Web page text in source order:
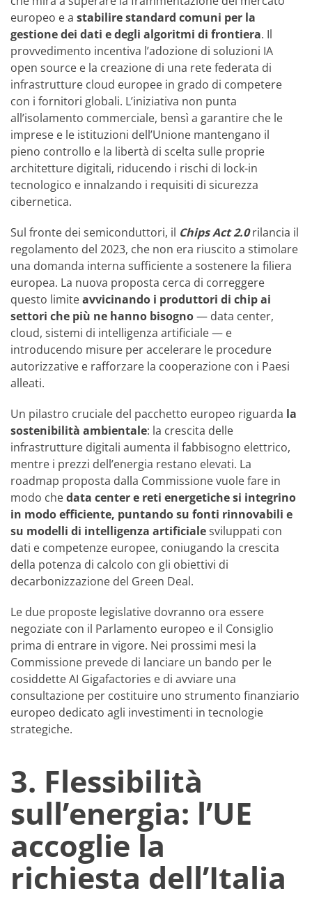
europeo e a stabilire standard comuni per la
gestione dei dati e degli algoritmi di frontiera. Il
provvedimento incentiva l’adozione di soluzioni IA
open source e la creazione di una rete federata di
infrastrutture cloud europee in grado di competere
con i fornitori globali. L’iniziativa non punta
all’isolamento commerciale, bensì a garantire che le
imprese e le istituzioni dell’Unione mantengano il
pieno controllo e la libertà di scelta sulle proprie
architetture digitali, riducendo i rischi di lock-in
tecnologico e innalzando i requisiti di sicurezza
cibernetica.
Sul fronte dei semiconduttori, il Chips Act 2.0rilancia il
regolamento del 2023, che non era riuscito a stimolare
una domanda interna sufficiente a sostenere la filiera
europea. La nuova proposta cerca di correggere
questo limiteavvicinando i produttori di chip ai
settori che più ne hanno bisogno— data center,
cloud, sistemi di intelligenza artificiale — e
introducendo misure per accelerare le procedure
autorizzative e rafforzare la cooperazione con i Paesi
alleati.
Un pilastro cruciale del pacchetto europeo riguarda la
sostenibilità ambientale: la crescita delle
infrastrutture digitali aumenta il fabbisogno elettrico,
mentre i prezzi dell’energia restano elevati. La
roadmap proposta dalla Commissione vuole fare in
modo chedata center e reti energetiche si integrino
in modo efficiente, puntando su fonti rinnovabili e
su modelli di intelligenza artificialesviluppati con
dati e competenze europee, coniugando la crescita
della potenza di calcolo con gli obiettivi di
decarbonizzazione del Green Deal.
Le due proposte legislative dovranno ora essere
negoziate con il Parlamento europeo e il Consiglio
prima di entrare in vigore. Nei prossimi mesi la
Commissione prevede di lanciare un bando per le
cosiddette AI Gigafactories e di avviare una
consultazione per costituire uno strumento finanziario
europeo dedicato agli investimenti in tecnologie
strategiche.
3. Flessibilità
sull’energia: l’UE
accoglie la
richiesta dell’Italia